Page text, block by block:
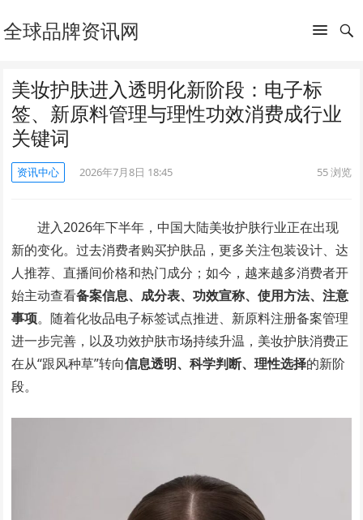
全球品牌资讯网
美妆护肤进入透明化新阶段：电子标
签、新原料管理与理性功效消费成行业
关键词
资讯中心 2026年7月8日 18:45 55浏览
进入2026年下半年，中国大陆美妆护肤行业正在出现
新的变化。过去消费者购买护肤品，更多关注包装设计、达
人推荐、直播间价格和热门成分；如今，越来越多消费者开
始主动查看备案信息、成分表、功效宣称、使用方法、注意
事项。随着化妆品电子标签试点推进、新原料注册备案管理
进一步完善，以及功效护肤市场持续升温，美妆护肤消费正
在从“跟风种草”转向信息透明、科学判断、理性选择的新阶
段。